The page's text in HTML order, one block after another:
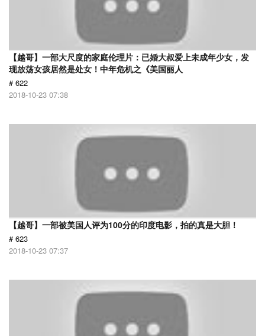
【越哥】一部大尺度的家庭伦理片：已婚大叔爱上未成年少女，发
现放荡女孩居然是处女！中年危机之《美国丽人
# 622
2018-10-23 07:38
【越哥】一部被美国人评为100分的印度电影，拍的真是大胆！
# 623
2018-10-23 07:37